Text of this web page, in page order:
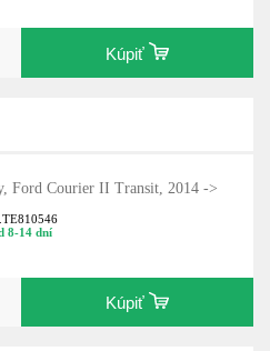
Kúpiť
Ford Courier II Transit, 2014 ->
8-14 dní
Kúpiť